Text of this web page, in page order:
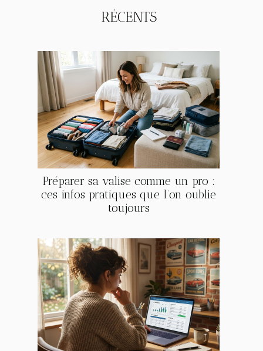
RÉCENTS
Préparer sa valise comme un pro :
ces infos pratiques que l’on oublie
toujours